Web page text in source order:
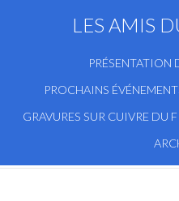
LES AMIS
PRÉSENTATION
PROCHAINS
GRAVURES SUR CUIVRE DU